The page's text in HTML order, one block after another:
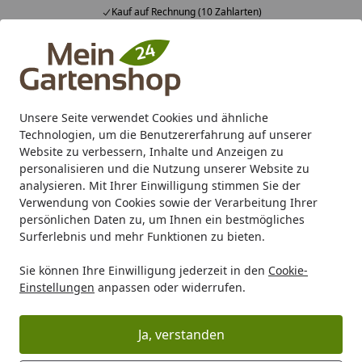
Unsere Seite verwendet Cookies und ähnliche
Technologien, um die Benutzererfahrung auf unserer
Website zu verbessern, Inhalte und Anzeigen zu
personalisieren und die Nutzung unserer Website zu
analysieren. Mit Ihrer Einwilligung stimmen Sie der
Verwendung von Cookies sowie der Verarbeitung Ihrer
persönlichen Daten zu, um Ihnen ein bestmögliches
Surferlebnis und mehr Funktionen zu bieten.
Sie können Ihre Einwilligung jederzeit in den Cookie-
Einstellungen anpassen oder widerrufen.
Ja, verstanden
Kauf auf Rechnung (10 Zahlarten)
Alle Produkte
Mein Konto
Suchen
Karibu Pools inkl. gratis Sandfilteranlage & Pool-
Starterset (Gesamtwert bis 468,99€)
Startseite
Zaun Sichtschutz Holz T&J T&J FORTIS
T&J FORTIS
Ihre Artikelübersicht